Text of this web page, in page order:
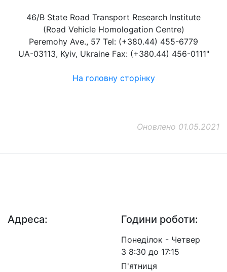
46/B State Road Transport Research Institute
(Road Vehicle Homologation Centre)
Peremohy Ave., 57 Tel: (+380.44) 455-6779
UA-03113, Kyiv, Ukraine Fax: (+380.44) 456-0111"
На головну сторінку
Оновлено 01.05.2021
Адреса: Години роботи:
Понеділок - Четвер
З 8:30 до 17:15
П'ятниця